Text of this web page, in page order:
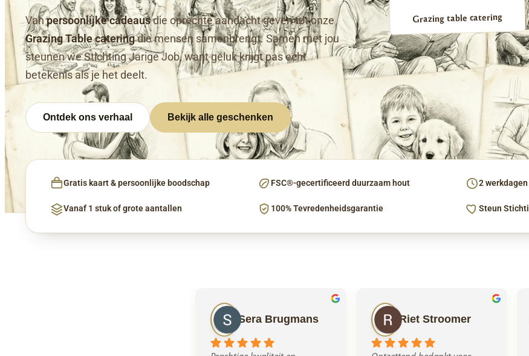
Vanpersoonlijke cadeausdie oprechte aandacht geven tot onze
Grazing Table cateringdie mensen samenbrengt. Samen met jou
steunen we Stichting Jarige Job, want geluk krijgt pas echt
betekenis als je het deelt.
Ontdek ons verhaal Bekijk alle geschenken
Grazing table catering
Gratis kaart & persoonlijke boodschap FSC®-gecertificeerd duurzaam hout 2
Vanaf 1 stuk of grote aantallen 100% Tevredenheidsgarantie Steun
Sera Brugmans Riet Stroomer